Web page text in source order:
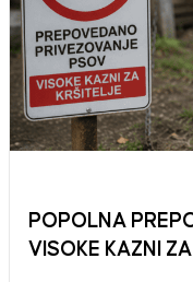
POPOLNA
VISOKE KAZNI